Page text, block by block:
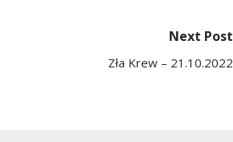
Next Post
Zła Krew – 21.10.2022